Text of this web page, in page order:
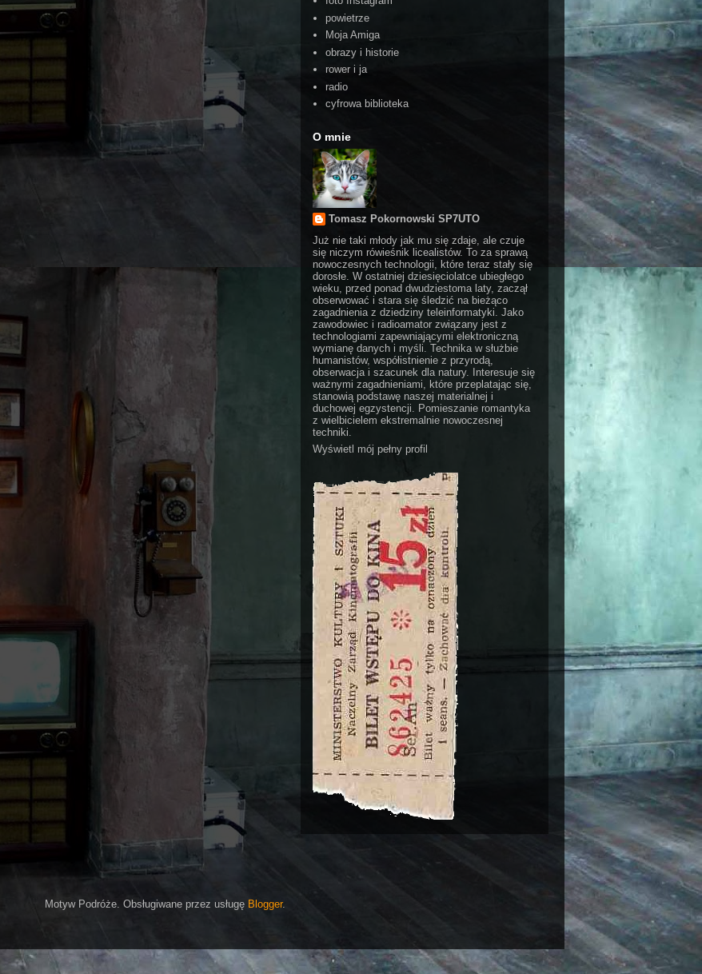
powietrze
Moja Amiga
obrazy i historie
rower i ja
radio
cyfrowa biblioteka
O mnie
Tomasz Pokornowski SP7UTO
Już nie taki młody jak mu się zdaje, ale czuje
się niczym rówieśnik licealistów. To za sprawą
nowoczesnych technologii, które teraz stały się
dorosłe. W ostatniej dziesięciolatce ubiegłego
wieku, przed ponad dwudziestoma laty, zaczął
obserwować i stara się śledzić na bieżąco
zagadnienia z dziedziny teleinformatyki. Jako
zawodowiec i radioamator związany jest z
technologiami zapewniającymi elektroniczną
wymianę danych i myśli. Technika w służbie
humanistów, współistnienie z przyrodą,
obserwacja i szacunek dla natury. Interesuje się
ważnymi zagadnieniami, które przeplatając się,
stanowią podstawę naszej materialnej i
duchowej egzystencji. Pomieszanie romantyka
z wielbicielem ekstremalnie nowoczesnej
techniki.
Wyświetl mój pełny profil
Motyw Podróże. Obsługiwane przez usługę Blogger.